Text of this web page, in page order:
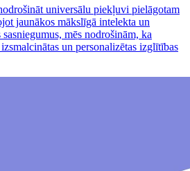
universālu piekļuvi pielāgotam
jaunākos mākslīgā intelekta un
mēs nodrošinām, ka
un personalizētas izglītības